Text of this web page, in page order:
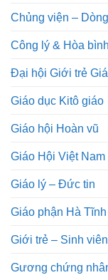
Chủng viện –
Công lý & Hòa bình
Đại hội Giới trẻ
Giáo dục Kitô giáo
Giáo hội Hoàn vũ
Giáo Hội Việt Nam
Giáo lý – Đức tin
Giáo phận Hà Tĩnh
Giới trẻ – Sinh
Gương chứng